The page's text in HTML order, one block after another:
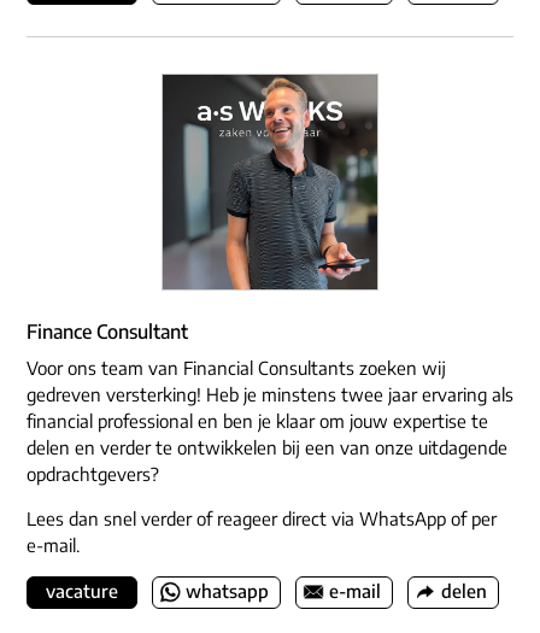
Finance Consultant
Voor ons team van Financial Consultants zoeken wij
gedreven versterking! Heb je minstens twee jaar ervaring als
financial professional en ben je klaar om jouw expertise te
delen en verder te ontwikkelen bij een van onze uitdagende
opdrachtgevers?
Lees dan snel verder of reageer direct via WhatsApp of per
e-mail.
vacature whatsapp e-mail delen